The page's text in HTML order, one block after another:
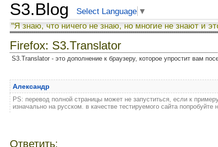
S3.Blog Select Language ▼
"Я знаю, что ничего не знаю, но многие не знают и
Firefox: S3.Translator
S3.Translator - это дополнение к браузеру, которое упростит вам
Александр
PS: перевод полной страницы может не запуститься, если к
изначально на русском. в качестве тестируемого сайта попробуйте
Ответить: